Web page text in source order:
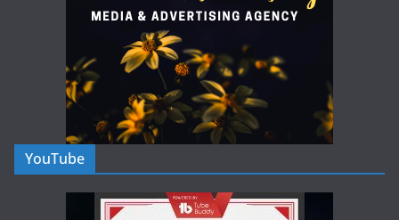
YouTube